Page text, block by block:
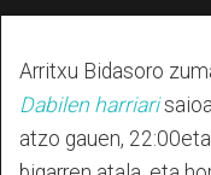
Arritxu Bidasoro
Dabilen harriari
atzo gauen,